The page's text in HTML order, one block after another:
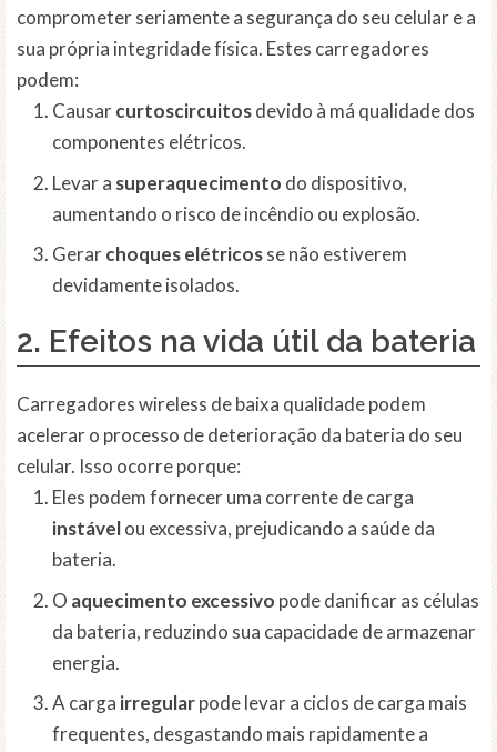
comprometer seriamente a segurança do seu celular e a
sua própria integridade física. Estes carregadores
podem:
Causarcurtoscircuitosdevido à má qualidade dos
componentes elétricos.
Levar a superaquecimento do dispositivo,
aumentando o risco de incêndio ou explosão.
Gerarchoques elétricosse não estiverem
devidamente isolados.
2. Efeitos na vida útil da bateria
Carregadores wireless de baixa qualidade podem
acelerar o processo de deterioração da bateria do seu
celular. Isso ocorre porque:
Eles podem fornecer uma corrente de carga
instávelou excessiva, prejudicando a saúde da
bateria.
O aquecimento excessivo pode danificar as células
da bateria, reduzindo sua capacidade de armazenar
energia.
A carga irregularpode levar a ciclos de carga mais
frequentes, desgastando mais rapidamente a